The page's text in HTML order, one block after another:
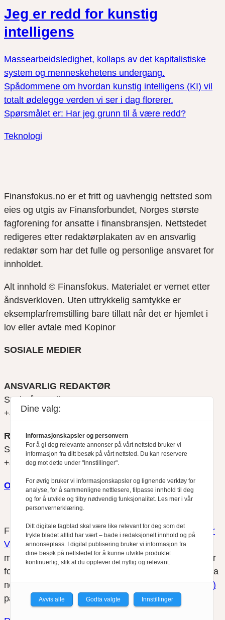
Jeg er redd for kunstig
intelligens
Massearbeidsledighet, kollaps av det kapitalistiske
system og menneskehetens undergang.
Spådommene om hvordan kunstig intelligens (KI) vil
totalt ødelegge verden vi ser i dag florerer.
Spørsmålet er: Har jeg grunn til å være redd?
Teknologi
Finansfokus.no er et fritt og uavhengig nettsted som
eies og utgis av Finansforbundet, Norges største
fagforening for ansatte i finansbransjen. Nettstedet
redigeres etter redaktørplakaten av en ansvarlig
redaktør som har det fulle og personlige ansvaret for
innholdet.
Alt innhold © Finansfokus. Materialet er vernet etter
åndsverkloven. Uten uttrykkelig samtykke er
eksemplarfremstilling bare tillatt når det er hjemlet i
lov eller avtale med Kopinor
SOSIALE MEDIER
ANSVARLIG REDAKTØR
Svein Åge Eriksen
+47 900 79 547
REDAKTØR
Sjur Anda
+47 470 34 460
Om oss
Finansfokus arbeider etterRedaktørplakatenog
Vær
Varsom-plakatensregler for god presseskikk, som
medlem av Fagpressen. Finansfokus har ikke ansvar
for innhold på eksterne nettsider som det lenkes til fra
nettsidene. Vi benytter
informasjonskapsler (cookies)
på våre nettsider.
Dine valg:
Informasjonskapsler og personvern
For å gi deg relevante annonser på vårt nettsted bruker vi
informasjon fra ditt besøk på vårt nettsted. Du kan reservere
deg mot dette under "Innstillinger".
For øvrig bruker vi informasjonskapsler og lignende verktøy for
analyse, for å sammenligne nettlesere, tilpasse innhold til deg
og for å utvikle og tilby nødvendig funksjonalitet. Les mer i vår
personvernerklæring.
Ditt digitale fagblad skal være like relevant for deg som det
trykte bladet alltid har vært – bade i redaksjonelt innhold og på
annonseplass. I digital publisering bruker vi informasjon fra
dine besøk på nettstedet for å kunne utvikle produktet
kontinuerlig, slik at du opplever det nyttig og relevant.
Avvis alle Godta valgte Innstillinger